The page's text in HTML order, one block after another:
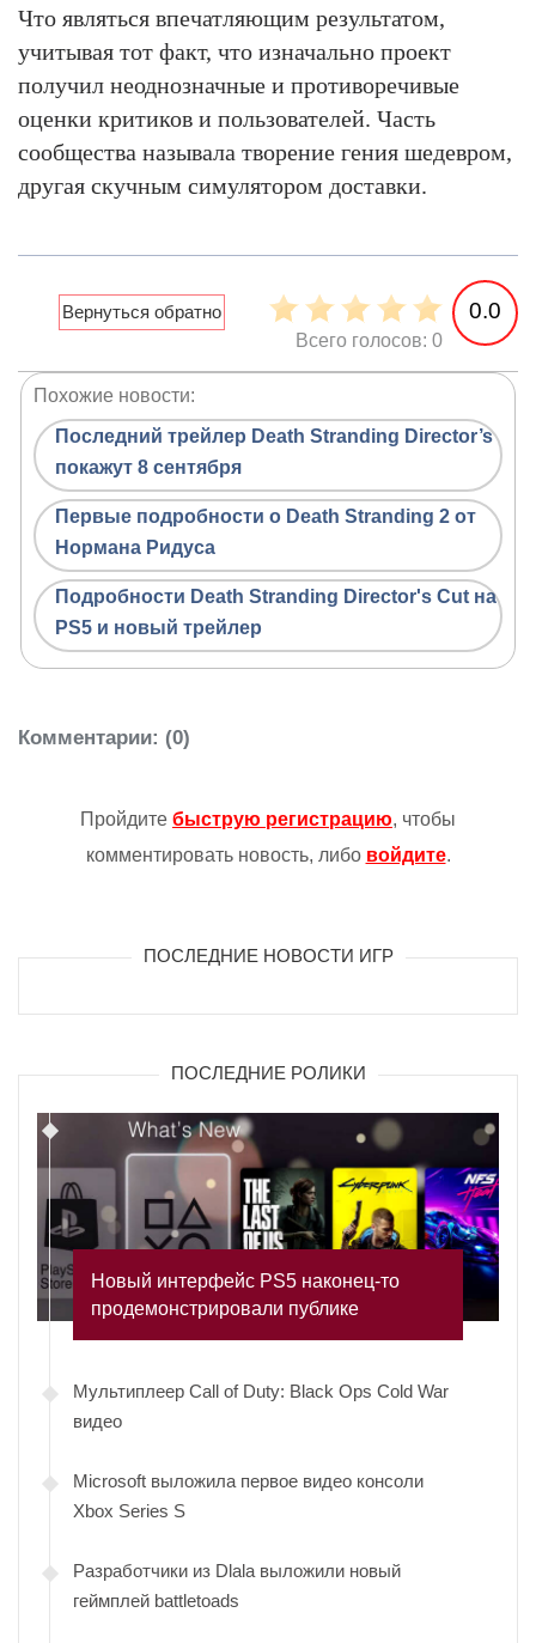
Что являться впечатляющим результатом,
учитывая тот факт, что изначально проект
получил неоднозначные и противоречивые
оценки критиков и пользователей. Часть
сообщества называла творение гения шедевром,
другая скучным симулятором доставки.
0.0
Всего голосов: 0
Похожие новости:
Последний трейлер Death Stranding Director’s
покажут 8 сентября
Первые подробности о Death Stranding 2 от
Нормана Ридуса
Подробности Death Stranding Director's Cut на
PS5 и новый трейлер
Комментарии: (0)
Пройдите быструю регистрацию, чтобы
комментировать новость, либо войдите.
ПОСЛЕДНИЕ НОВОСТИ ИГР
ПОСЛЕДНИЕ РОЛИКИ
Новый интерфейс PS5 наконец-то
продемонстрировали публике
Мультиплеер Call of Duty: Black Ops Cold War
видео
Microsoft выложила первое видео консоли
Xbox Series S
Разработчики из Dlala выложили новый
геймплей battletoads